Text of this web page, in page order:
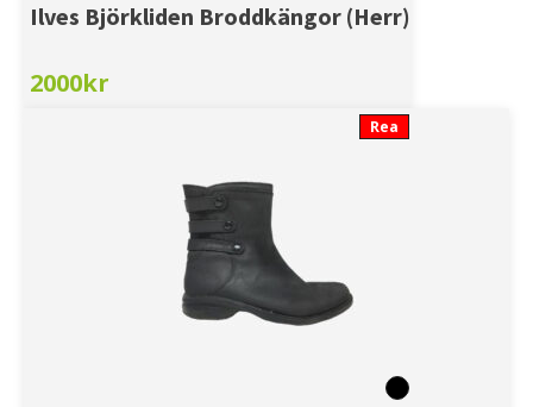
Ilves Björkliden Broddkängor (Herr)
2000kr
Rea